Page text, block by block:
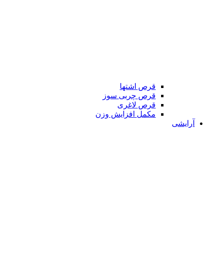
قرص اشتها
قرص چربی سوز
قرص لاغری
مکمل افزایش وزن
آرایشی